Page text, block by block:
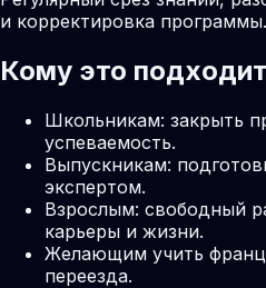
и корректировка программы.
Кому это подходит
Школьникам: закрыть
успеваемость.
Выпускникам:
экспертом.
Взрослым: свободный
карьеры и жизни.
Желающим учить
переезда.